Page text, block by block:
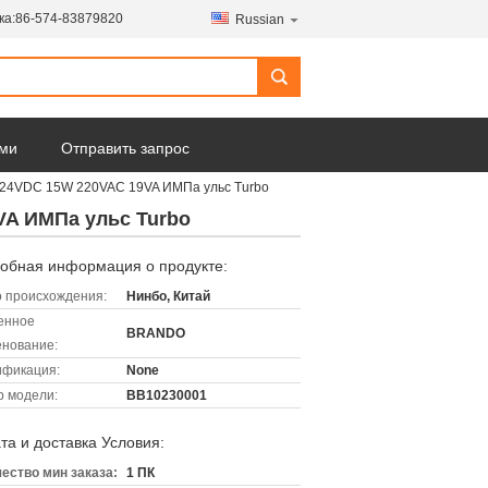
86-574-83879820 Russian
Отправить запрос
15W 220VAC 19VA ИМПа ульс Turbo
ИМПа ульс Turbo
информация о продукте:
происхождения:
Нинбо, Китай
BRANDO
None
модели:
BB10230001
и доставка Условия:
мин заказа: 1 ПК